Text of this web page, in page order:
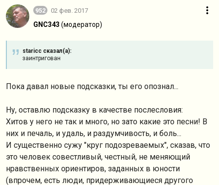
952 02 фев. 2017
GNC343 (модератор)
staricc сказал(а):
заинтригован
Пока давал новые подсказки, ты его опознал...
Ну, оставлю подсказку в качестве послесловия:
Хитов у него не так и много, но зато какие это песни! В
них и печаль, и удаль, и раздумчивость, и боль...
И существенно сужу "круг подозреваемых", сказав, что
это человек совестливый, честный, не меняющий
нравственных ориентиров, заданных в юности
(впрочем, есть люди, придерживающиеся другого